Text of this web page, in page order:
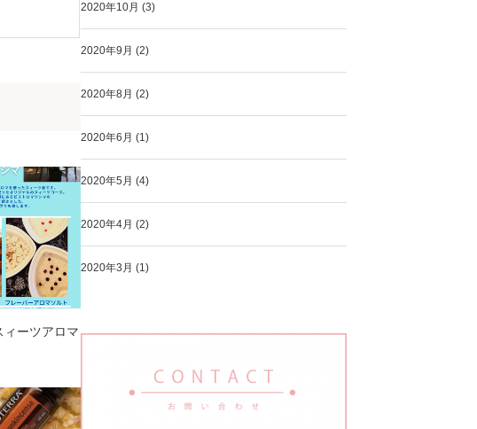
ィーツアロマ
2020年10月 (3)
2020年9月 (2)
2020年8月 (2)
2020年6月 (1)
2020年5月 (4)
2020年4月 (2)
2020年3月 (1)